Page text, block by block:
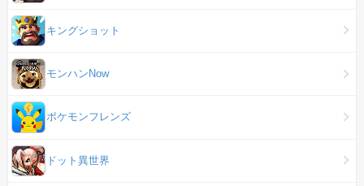
キングショット
モンハンNow
ポケモンフレンズ
ドット異世界